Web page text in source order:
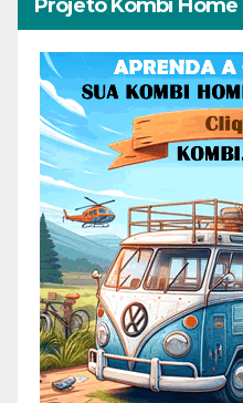
Projeto Kombi Home